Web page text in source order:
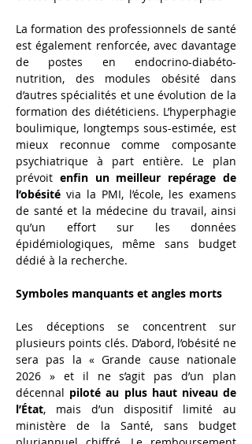
La formation des professionnels de santé
est également renforcée, avec davantage
de postes en endocrino-diabéto-
nutrition, des modules obésité dans
d’autres spécialités et une évolution de la
formation des diététiciens. L’hyperphagie
boulimique, longtemps sous-estimée, est
mieux reconnue comme composante
psychiatrique à part entière. Le plan
prévoit enfin un meilleur repérage de
l’obésité via la PMI, l’école, les examens
de santé et la médecine du travail, ainsi
qu’un effort sur les données
épidémiologiques, même sans budget
dédié à la recherche.
Symboles manquants et angles morts
Les déceptions se concentrent sur
plusieurs points clés. D’abord, l’obésité ne
sera pas la « Grande cause nationale
2026 » et il ne s’agit pas d’un plan
décennal piloté au plus haut niveau de
l’État, mais d’un dispositif limité au
ministère de la Santé, sans budget